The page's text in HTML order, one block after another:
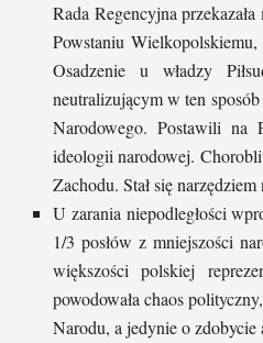
Rada Regencyjna
Powstaniu
Osadzenie u władzy
neutralizującym w ten
Narodowego. Postawili na
ideologii narodowej.
Zachodu. Stał się
U zarania niepodległości
1/3 posłów z mniejszości
większości polskiej
powodowała chaos
Narodu, a jedynie o zdobycie